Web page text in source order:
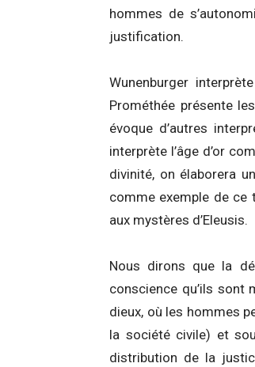
hommes de
justification.
Wunenburger
Prométhée présente
évoque d’autres
interprète l’âge d’or
divinité, on élaborera
comme exemple de ce
aux mystères d’Eleusis.
Nous dirons que la
conscience qu’ils sont
dieux, où les hommes
la société civile) et
distribution de la